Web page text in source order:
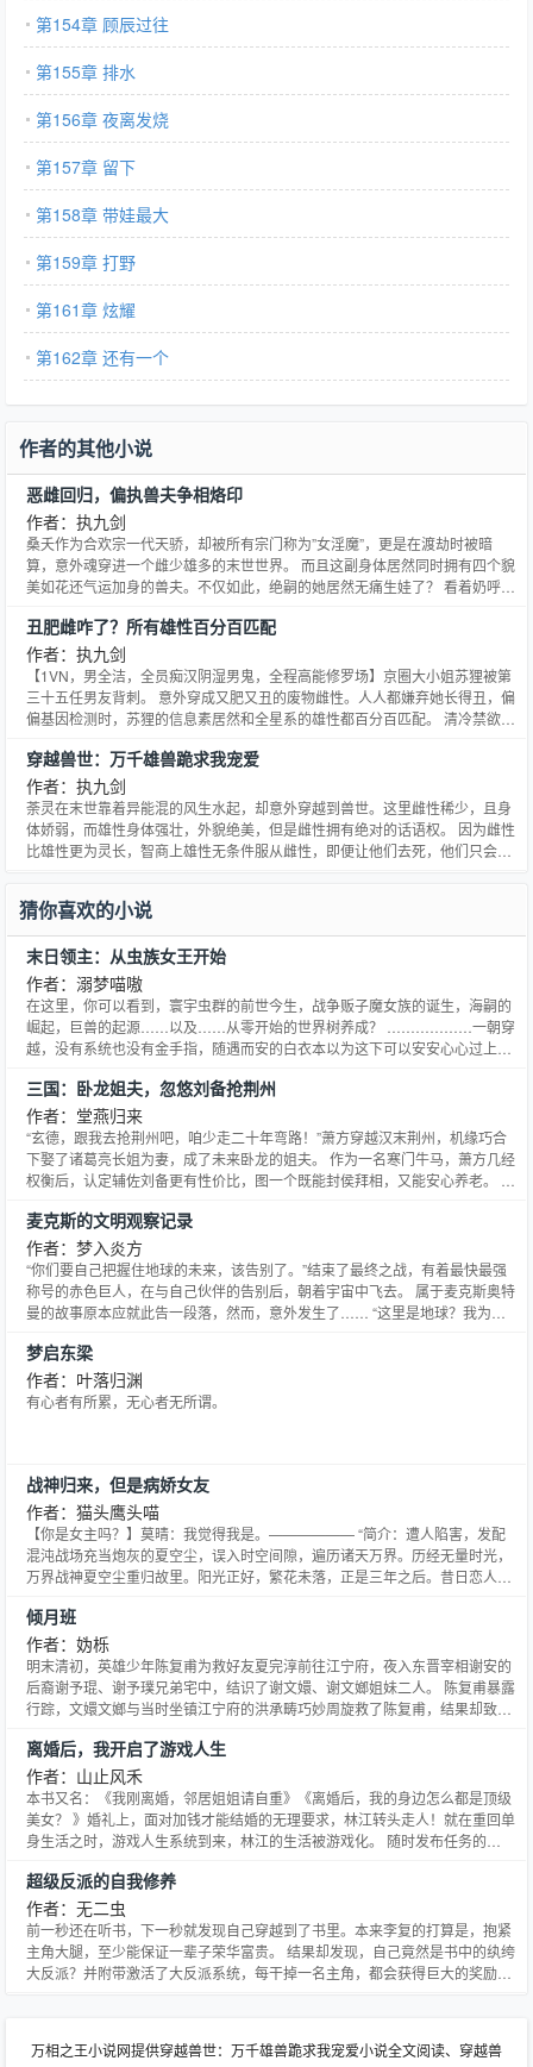
第154章 顾辰过往
第155章 排水
第156章 夜离发烧
第157章 留下
第158章 带娃最大
第159章 打野
第161章 炫耀
第162章 还有一个
作者的其他小说
恶雌回归，偏执兽夫争相烙印
作者：执九剑
桑夭作为合欢宗一代天骄，却被所有宗门称为”女淫魔”，更是在渡劫时被暗
算，意外魂穿进一个雌少雄多的末世世界。 而且这副身体居然同时拥有四个貌
美如花还气运加身的兽夫。不仅如此，绝嗣的她居然无痛生娃了？ 看着奶呼呼
对劲。 只有她膝盖高的猫猫幼崽对她呲牙哈气。冷酷暴躁的极低雪狼容貌被
毁。 温柔贤惠的金渐层兽夫被她推下丧尸潮双腿残疾。桀骜不
丑肥雌咋了？所有雄性百分百匹配
作者：执九剑
【1VN，男全洁，全员痴汉阴湿男鬼，全程高能修罗场】京圈大小姐苏狸被第
三十五任男友背刺。 意外穿成又肥又丑的废物雌性。人人都嫌弃她长得丑，偏
偏基因检测时，苏狸的信息素居然和全星系的雄性都百分百匹配。 清冷禁欲的
张扬的北极狼。……个个嫌她丑，却因为信息素选择被苏狸标记。 后来苏狸变
美了，众兽暗道糟糕。这么美，这谁守得住啊。本来竞争
穿越兽世：万千雄兽跪求我宠爱
作者：执九剑
荼灵在末世靠着异能混的风生水起，却意外穿越到兽世。这里雌性稀少，且身
体娇弱，而雄性身体强壮，外貌绝美，但是雌性拥有绝对的话语权。 因为雌性
比雄性更为灵长，智商上雄性无条件服从雌性，即便让他们去死，他们只会嫌
灵：“额，你们是在发抖吗？”众兽递
猜你喜欢的小说
末日领主：从虫族女王开始
作者：溺梦喵嗷
在这里，你可以看到，寰宇虫群的前世今生，战争贩子魔女族的诞生，海嗣的
崛起，巨兽的起源……以及……从零开始的世界树养成？ ………………一朝穿
越，没有系统也没有金手指，随遇而安的白衣本以为这下可以安安心心过上这
被塞了一个领主资格就随便丢到了千万个世界中。 好消息，自己的金手指终于
到账了，是看起来很厉害的植物掌控。坏消息，其他人也有
三国：卧龙姐夫，忽悠刘备抢荆州
作者：堂燕归来
“玄德，跟我去抢荆州吧，咱少走二十年弯路！”萧方穿越汉末荆州，机缘巧合
下娶了诸葛亮长姐为妻，成了未来卧龙的姐夫。 作为一名寒门牛马，萧方几经
权衡后，认定辅佐刘备更有性价比，图一个既能封侯拜相，又能安心养老。 适
先在北方浑浑噩噩四处碰壁，又在荆州无所事事虚度光阴，眼睁睁看着北方归
曹，自己却仍一无所有？ 尔后虽九死一生，开创蜀汉基业，
麦克斯的文明观察记录
作者：梦入炎方
“你们要自己把握住地球的未来，该告别了。”结束了最终之战，有着最快最强
称号的赤色巨人，在与自己伙伴的告别后，朝着宇宙中飞去。 属于麦克斯奥特
曼的故事原本应就此告一段落，然而，意外发生了…… “这里是地球？我为什
类无法探测到的方式观察着地表。 原本应回到M78星云的麦克斯，却降临到了
这里，而与此同时，地球上的一座火山口，在熔岩的包
梦启东梁
作者：叶落归渊
有心者有所累，无心者无所谓。
战神归来，但是病娇女友
作者：猫头鹰头喵
【你是女主吗？】莫晴：我觉得我是。—————— “简介：遭人陷害，发配
混沌战场充当炮灰的夏空尘，误入时空间隙，遍历诸天万界。历经无量时光，
万界战神夏空尘重归故里。阳光正好，繁花未落，正是三年之后。昔日恋人莫
静的生活。奈何天地喧嚷，不遂人愿。外域侵袭、天庭陨落、多元终末……但
无论世事如何变幻，两人心中都只有彼此，直至永恒。这是温柔专
倾月班
作者：妫栎
明末清初，英雄少年陈复甫为救好友夏完淳前往江宁府，夜入东晋宰相谢安的
后裔谢予琨、谢予璞兄弟宅中，结识了谢文嬛、谢文嫏姐妹二人。 陈复甫暴露
行踪，文嬛文嫏与当时坐镇江宁府的洪承畴巧妙周旋救了陈复甫，结果却致使
倾月班的戏船上，改名嬛伶、嫏伶，开始了伶人生涯。 台上台下，经历着 “宵
同梦，晓同妆，镜里花容并蒂芳，深闺步步相随唱”的戏梦
离婚后，我开启了游戏人生
作者：山止风禾
本书又名：《我刚离婚，邻居姐姐请自重》《离婚后，我的身边怎么都是顶级
美女？ 》婚礼上，面对加钱才能结婚的无理要求，林江转头走人！就在重回单
身生活之时，游戏人生系统到来，林江的生活被游戏化。 随时发布任务的
要完成就能获得奖励！ 这到底是人生，还是游戏？
超级反派的自我修养
作者：无二虫
前一秒还在听书，下一秒就发现自己穿越到了书里。本来李复的打算是，抱紧
主角大腿，至少能保证一辈子荣华富贵。 结果却发现，自己竟然是书中的纨绔
大反派？并附带激活了大反派系统，每干掉一名主角，都会获得巨大的奖励！
万相之王小说网提供穿越兽世：万千雄兽跪求我宠爱小说全文阅读、穿越兽